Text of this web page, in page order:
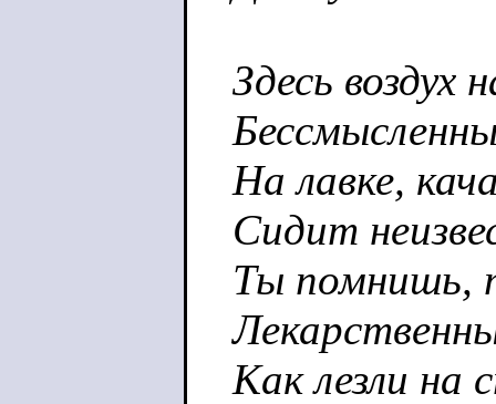
Здесь воздух
На лавке,
Сидит
Ты помнишь,
Как лезли на